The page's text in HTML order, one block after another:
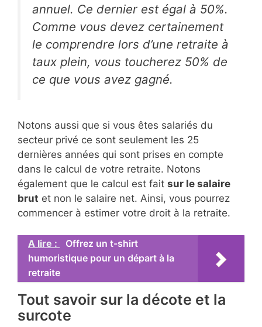
annuel. Ce dernier est égal à 50%.
Comme vous devez certainement
le comprendre lors d’une retraite à
taux plein, vous toucherez 50% de
ce que vous avez gagné.
Notons aussi que si vous êtes salariés du
secteur privé ce sont seulement les 25
dernières années qui sont prises en compte
dans le calcul de votre retraite. Notons
également que le calcul est fait sur le salaire
brut et non le salaire net. Ainsi, vous pourrez
commencer à estimer votre droit à la retraite.
A lire :
Offrez un t-shirt
humoristique pour un départ à la
retraite
Tout savoir sur la décote et la
surcote